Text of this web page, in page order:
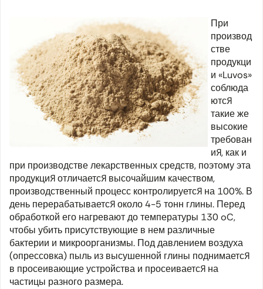
При
производ
стве
продукци
и «Luvos»
соблюда
ются
такие же
высокие
требован
ия, как и
при производстве лекарственных средств, поэтому эта
продукция отличается высочайшим качеством,
производственный процесс контролируется на 100%. В
день перерабатывается около 4-5 тонн глины. Перед
обработкой его нагревают до температуры 130 oC,
чтобы убить присутствующие в нем различные
бактерии и микроорганизмы. Под давлением воздуха
(опрессовка) пыль из высушенной глины поднимается
в просеивающие устройства и просеивается на
частицы разного размера.